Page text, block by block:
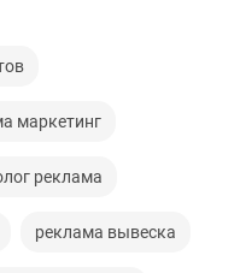
маркетинг
реклама
реклама вывеска